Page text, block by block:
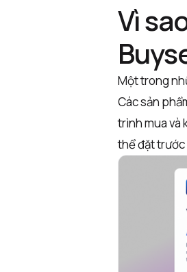
Vì
Một trong
Các sản
trình mua và
thể đặt trước